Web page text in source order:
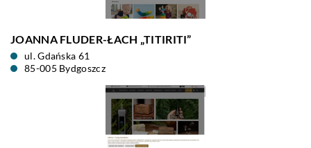
JOANNA FLUDER-ŁACH „TITIRITI”
ul. Gdańska 61
85-005 Bydgoszcz